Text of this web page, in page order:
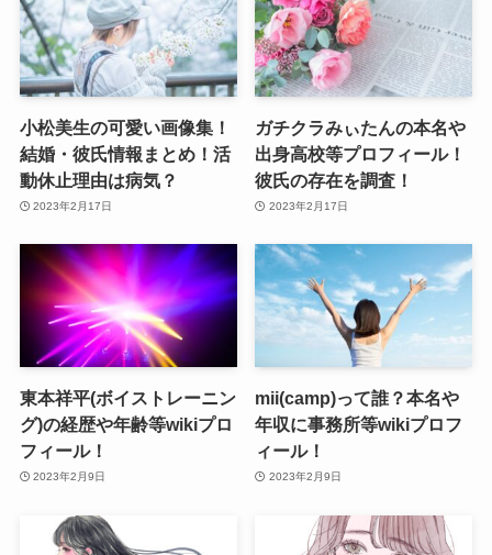
小松美生の可愛い画像集！
結婚・彼氏情報まとめ！活
動休止理由は病気？
2023年2月17日
ガチクラみぃたんの本名や
出身高校等プロフィール！
彼氏の存在を調査！
2023年2月17日
東本祥平(ボイストレーニン
グ)の経歴や年齢等wikiプロ
フィール！
2023年2月9日
mii(camp)って誰？本名や
年収に事務所等wikiプロフ
ィール！
2023年2月9日